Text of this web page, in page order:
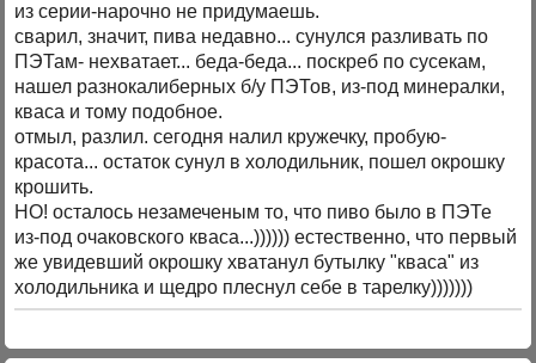
из серии-нарочно не придумаешь.
сварил, значит, пива недавно... сунулся разливать по
ПЭТам- нехватает... беда-беда... поскреб по сусекам,
нашел разнокалиберных б/у ПЭТов, из-под минералки,
кваса и тому подобное.
отмыл, разлил. сегодня налил кружечку, пробую-
красота... остаток сунул в холодильник, пошел окрошку
крошить.
НО! осталось незамеченым то, что пиво было в ПЭТе
из-под очаковского кваса...)))))) естественно, что первый
же увидевший окрошку хватанул бутылку "кваса" из
холодильника и щедро плеснул себе в тарелку)))))))